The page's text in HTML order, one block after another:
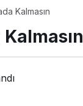
Kalmasın